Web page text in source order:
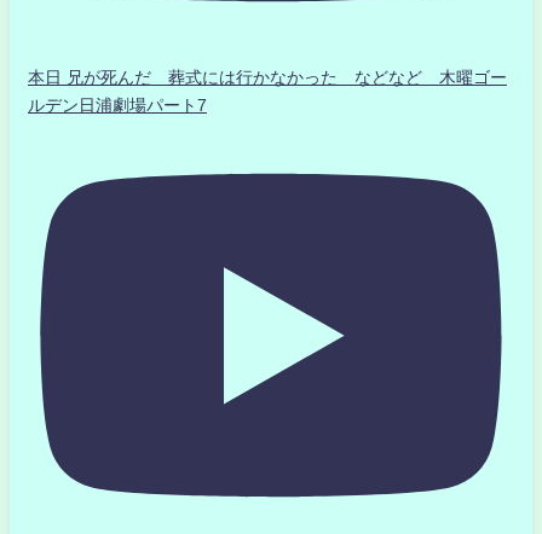
本日 兄が死んだ 葬式には行かなかった などなど 木曜ゴー
ルデン日浦劇場パート7